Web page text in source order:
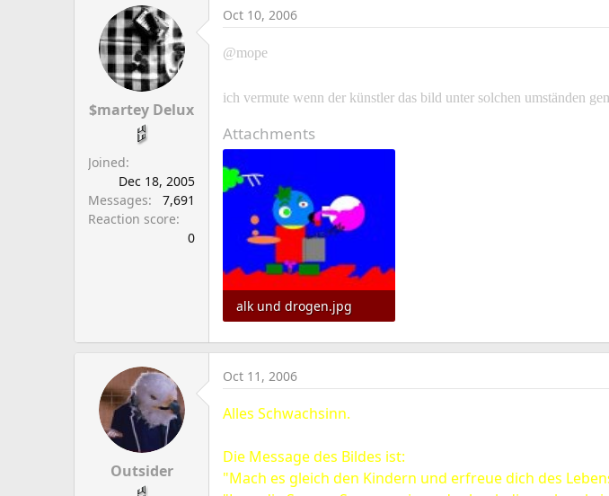
$martey Delux
Joined
Dec 18, 2005
Messages
7,691
Reaction score
0
Oct 10, 2006
@mope
ich vermute wenn der künstler das bild unter solchen umständen
Attachments
alk und drogen.jpg
Outsider
Oct 11, 2006
Alles Schwachsinn.
Die Message des Bildes ist:
"Mach es gleich den Kindern und erfreue dich des